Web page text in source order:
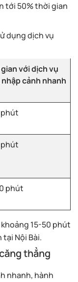
tới 50% thời gian
dụng dịch vụ
với dịch vụ
cảnh nhanh
phút
phút
phút
15-50 phút
Nội Bài.
thẳng
nhanh, hành